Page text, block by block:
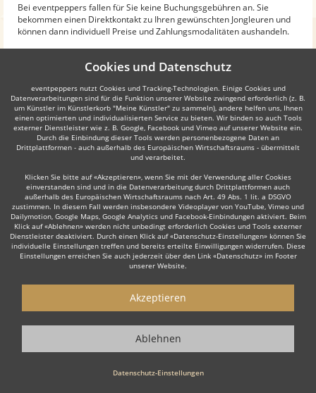
Bei eventpeppers fallen für Sie keine Buchungsgebühren an. Sie
bekommen einen Direktkontakt zu Ihren gewünschten Jongleuren und
können dann individuell Preise und Zahlungsmodalitäten aushandeln.
Professionell, mit Bewertungen
Die Künstler werden auf der Plattform professionell präsentiert -
Bewertungen und Erfahrungen anderer Nutzer inklusive. Wenn Sie
Künstler - also insbesondere einen Jongleur - für Ihre Veranstaltung
über eventpeppers anfragen, haben Sie die Möglichkeit nach Ihrer
Veranstaltung selbst eine Bewertung abzugeben und helfen damit
anderen Nutzern gute Künstler zu finden.
Showkünstler für jeden Anlaß
Egal ob Hochzeit, Firmenfeier, Party, Weihnachtsfeier oder
Betriebsfeier - feiern Sie mit Stil und buchen Sie Ihre individuelle Live-
Show mit eventpeppers.
Und es kann losgehen...
Jongleure aus ganz Deutschland: individuell & professionell.
eventpeppers
auf
Blog
eventpeppers
Cookies und Datenschutz
eventpeppers nutzt Cookies und Tracking-Technologien. Einige Cookies und
Datenverarbeitungen sind für die Funktion unserer Website zwingend erforderlich (z. B.
um Künstler im Künstlerkorb "Meine Künstler" zu sammeln), andere helfen uns, Ihnen
einen optimierten und individualisierten Service zu bieten. Wir binden so auch Tools
externer Dienstleister wie z. B. Google, Facebook und Vimeo auf unserer Website ein.
Durch die Einbindung dieser Tools werden personenbezogene Daten an
Drittplattformen - auch außerhalb des Europäischen Wirtschaftsraums - übermittelt
und verarbeitet.
Klicken Sie bitte auf «Akzeptieren», wenn Sie mit der Verwendung aller Cookies
einverstanden sind und in die Datenverarbeitung durch Drittplattformen auch
außerhalb des Europäischen Wirtschaftsraums nach Art. 49 Abs. 1 lit. a DSGVO
zustimmen. In diesem Fall werden insbesondere Videoplayer von YouTube, Vimeo und
Dailymotion, Google Maps, Google Analytics und Facebook-Einbindungen aktiviert. Beim
Klick auf «Ablehnen» werden nicht unbedingt erforderlich Cookies und Tools externer
Dienstleister deaktiviert. Durch einen Klick auf «Datenschutz-Einstellungen» können Sie
individuelle Einstellungen treffen und bereits erteilte Einwilligungen widerrufen. Diese
Einstellungen erreichen Sie auch jederzeit über den Link «Datenschutz» im Footer
unserer Website.
Datenschutz-Einstellungen
Akzeptieren
Ablehnen